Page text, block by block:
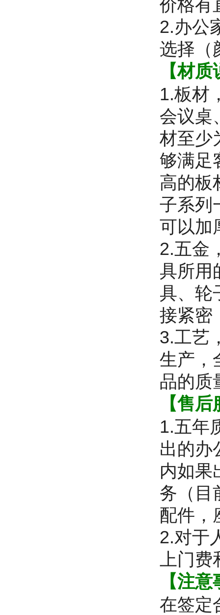
价格有
2.办公
选择（
【材
1.板材
会议桌
材至少
够满足
高的板
子系列
可以加
2.五金
具所用
具、轮
接紧密
3.工艺
生产，
品的质
【售
1.五年
出的办
内如果
务（目
配件，
2.对于
上门
【注
在签定